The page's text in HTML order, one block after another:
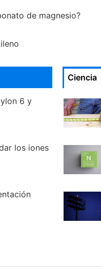
de magnesio?
6 y
los iones
Ciencia